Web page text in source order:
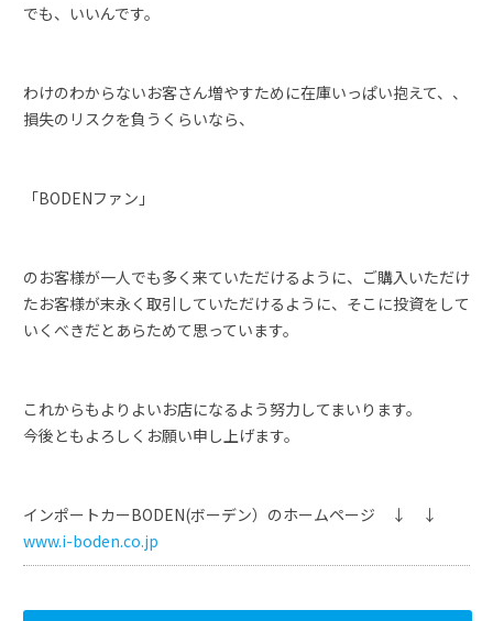
でも、いいんです。
わけのわからないお客さん増やすために在庫いっぱい抱えて、、
損失のリスクを負うくらいなら、
「BODENファン」
のお客様が一人でも多く来ていただけるように、ご購入いただけ
たお客様が末永く取引していただけるように、そこに投資をして
いくべきだとあらためて思っています。
これからもよりよいお店になるよう努力してまいります。
今後ともよろしくお願い申し上げます。
インポートカーBODEN(ボーデン）のホームページ ↓ ↓
www.i-boden.co.jp